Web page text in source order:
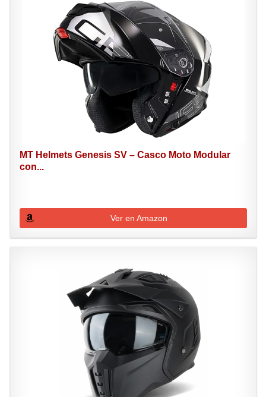
MT Helmets Genesis SV – Casco Moto Modular
con...
Ver en Amazon